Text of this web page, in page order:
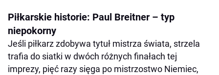
Piłkarskie historie: Paul Breitner – typ
niepokorny
Jeśli piłkarz zdobywa tytuł mistrza świata, strzela
trafia do siatki w dwóch różnych finałach tej
imprezy, pięć razy sięga po mistrzostwo Niemiec,